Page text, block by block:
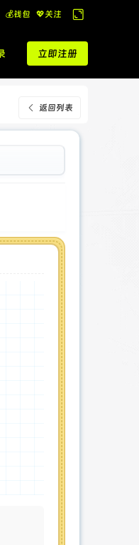
💰️钱包 💖关注
换
到
宽
版
立即注册
返回列表